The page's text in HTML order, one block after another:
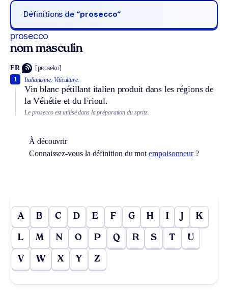
Définitions de “prosecco“
prosecco
nom masculin
FR [pʀoseko]
Italianisme. Viticulture.
Vin blanc pétillant italien produit dans les régions de
la Vénétie et du Frioul.
1
Le prosecco est utilisé dans la préparation du spritz.
À découvrir
Connaissez-vous la définition du motempoisonneur?
A B C D E F G H I J K
L M N O P Q R S T U
V W X Y Z